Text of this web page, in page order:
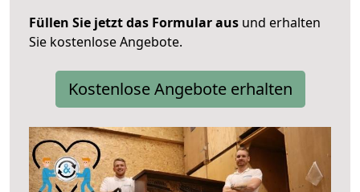
Füllen Sie jetzt das Formular aus und erhalten
Sie kostenlose Angebote.
Kostenlose Angebote erhalten